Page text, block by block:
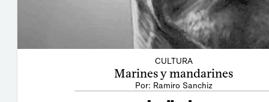
CULTURA
Marines y mandarines
Por: Ramiro Sanchiz